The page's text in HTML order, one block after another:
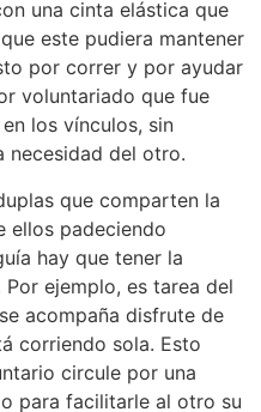
una cinta elástica que
este pudiera mantener
por correr y por ayudar
voluntariado que fue
los vínculos, sin
necesidad del otro.
que comparten la
ellos padeciendo
hay que tener la
ejemplo, es tarea del
acompaña disfrute de
corriendo sola. Esto
circule por una
para facilitarle al otro su